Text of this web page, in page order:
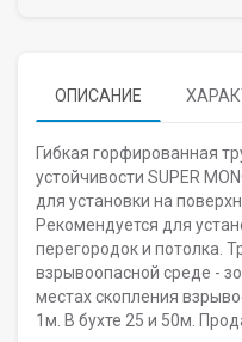
ОПИСАНИЕ
Гибкая горфированная
устойчивости SUPER
для установки на
Рекомендуется для
перегородок и потолка.
взрывоопасной среде -
местах скопления
1м. В бухте 25 и 50м.